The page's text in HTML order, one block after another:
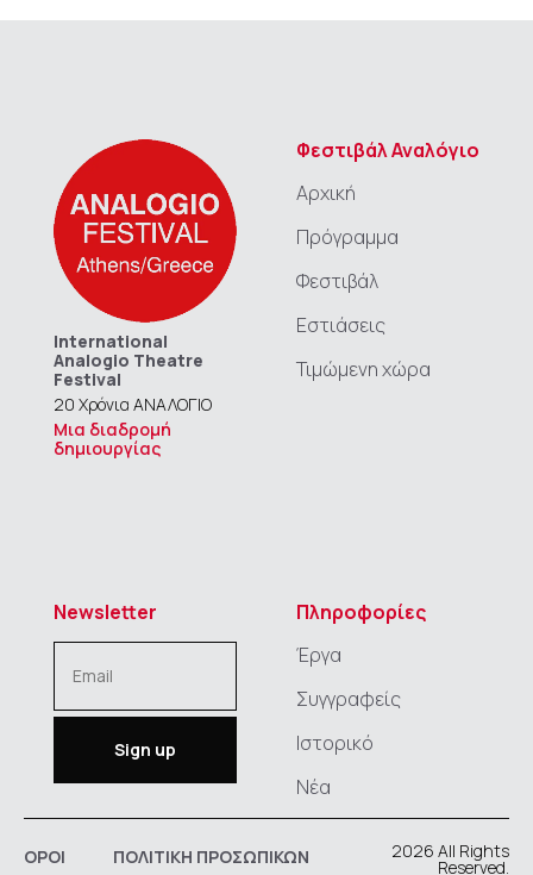
International
Analogio Theatre
Festival
20 Χρόνια ΑΝΑΛΟΓΙΟ
Μια διαδρομή
δημιουργίας
Φεστιβάλ Αναλόγιο
Αρχική
Πρόγραμμα
Φεστιβάλ
Εστιάσεις
Τιμώμενη χώρα
Πληροφορίες
Έργα
Συγγραφείς
Ιστορικό
Νέα
Newsletter
ΟΡΟΙ
ΠΟΛΙΤΙΚΗ ΠΡΟΣΩΠΙΚΩΝ
2026 All Rights
Reserved.